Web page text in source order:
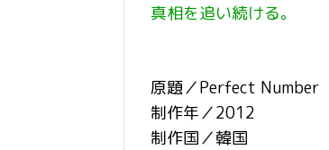
真相を追い続ける。
原題／Perfect Number
制作年／2012
制作国／韓国